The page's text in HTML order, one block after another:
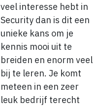
veel interesse hebt in
Security dan is dit een
unieke kans om je
kennis mooi uit te
breiden en enorm veel
bij te leren. Je komt
meteen in een zeer
leuk bedrijf terecht